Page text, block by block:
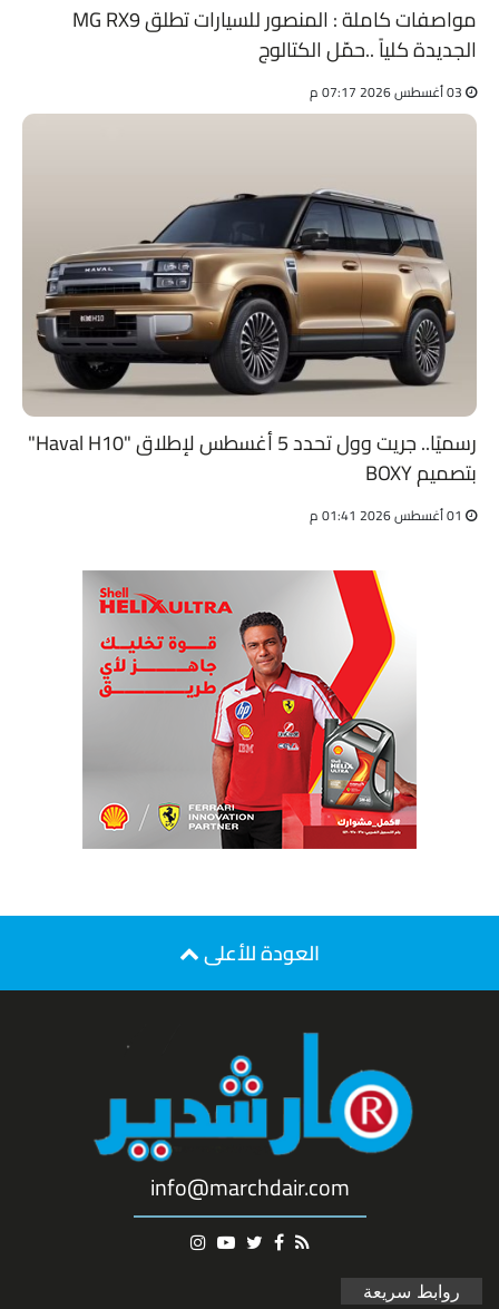
مواصفات كاملة : المنصور للسيارات تطلق MG RX9
الجديدة كلياً ..حمّل الكتالوج
رسميًا.. جريت وول تحدد 5 أغسطس لإطلاق "Haval H10"
بتصميم BOXY
العودة للأعلى
info@marchdair.com
روابط سريعة